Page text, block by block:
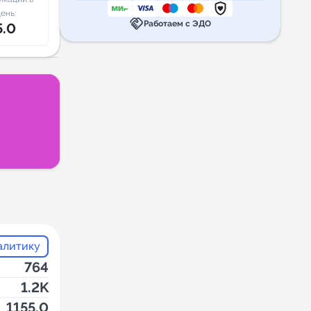
764
1.2K
1155.0
handshakeРаботаем с ЭДО